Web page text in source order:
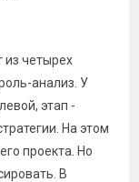
из четырех
анализ. У
этап -
На этом
проекта. Но
В